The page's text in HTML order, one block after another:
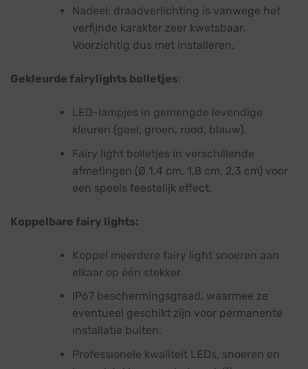
Nadeel: draadverlichting is vanwege het
verfijnde karakter zeer kwetsbaar.
Voorzichtig dus met installeren.
Gekleurde fairylights bolletjes:
LED-lampjes in gemengde levendige
kleuren (geel, groen, rood, blauw).
Fairy light bolletjes in verschillende
afmetingen (Ø 1,4 cm, 1,8 cm, 2,3 cm) voor
een speels feestelijk effect.
Koppelbare fairy lights:
Koppel meerdere fairy light snoeren aan
elkaar op één stekker.
IP67 beschermingsgraad, waarmee ze
eventueel geschikt zijn voor permanente
installatie buiten.
Professionele kwaliteit LEDs, snoeren en